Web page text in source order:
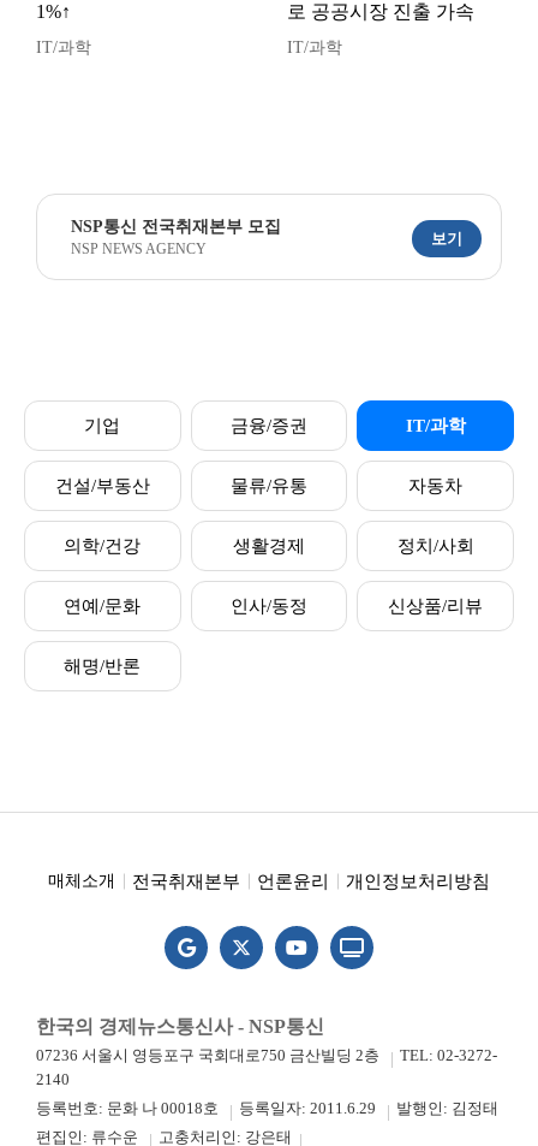
1%↑
IT/과학
로 공공시장 진출 가속
IT/과학
NSP통신 전국취재본부 모집
NSP NEWS AGENCY
보기
기업 금융/증권 IT/과학
건설/부동산 물류/유통 자동차
의학/건강 생활경제 정치/사회
연예/문화 인사/동정 신상품/리뷰
해명/반론
매체소개 전국취재본부 언론윤리 개인정보처리방침
한국의 경제뉴스통신사 - NSP통신
07236 서울시 영등포구 국회대로750 금산빌딩 2층
TEL: 02-3272-
2140
등록번호: 문화 나 00018호
등록일자: 2011.6.29
발행인: 김정태
편집인: 류수운
고충처리인: 강은태